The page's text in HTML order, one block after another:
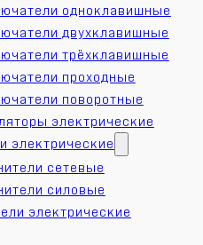
одноклавишные
двухклавишные
трёхклавишные
проходные
поворотные
электрические
электрические
сетевые
силовые
электрические